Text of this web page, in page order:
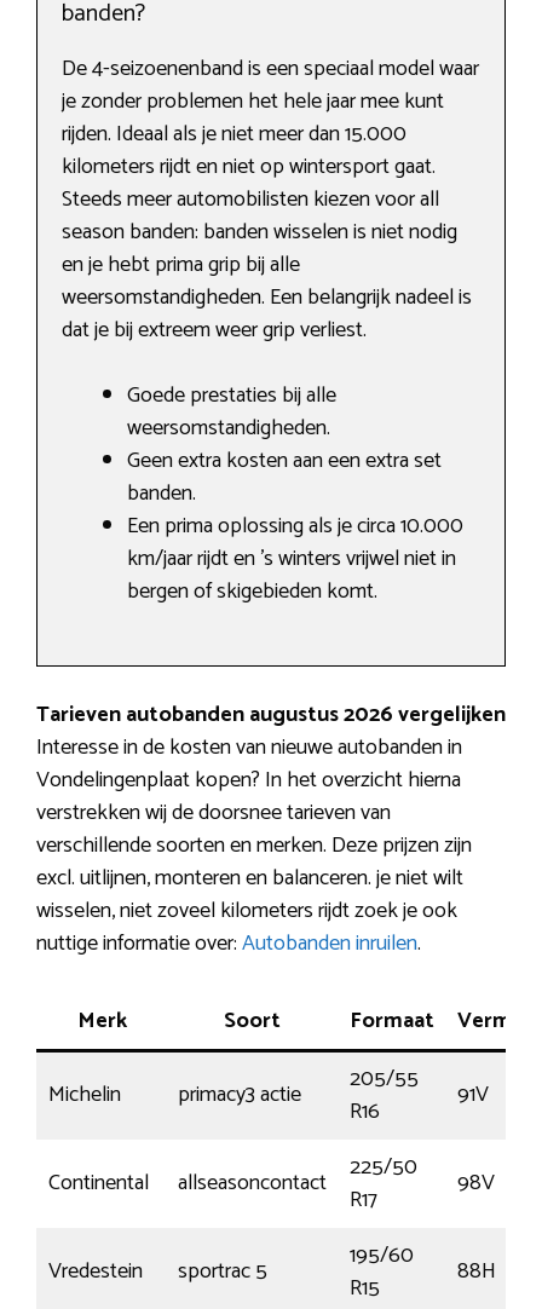
banden?
De 4-seizoenenband is een speciaal model waar
je zonder problemen het hele jaar mee kunt
rijden. Ideaal als je niet meer dan 15.000
kilometers rijdt en niet op wintersport gaat.
Steeds meer automobilisten kiezen voor all
season banden: banden wisselen is niet nodig
en je hebt prima grip bij alle
weersomstandigheden. Een belangrijk nadeel is
dat je bij extreem weer grip verliest.
Goede prestaties bij alle
weersomstandigheden.
Geen extra kosten aan een extra set
banden.
Een prima oplossing als je circa 10.000
km/jaar rijdt en ’s winters vrijwel niet in
bergen of skigebieden komt.
Tarieven autobanden augustus 2026 vergelijken
Interesse in de kosten van nieuwe autobanden in
Vondelingenplaat kopen? In het overzicht hierna
verstrekken wij de doorsnee tarieven van
verschillende soorten en merken. Deze prijzen zijn
excl. uitlijnen, monteren en balanceren. je niet wilt
wisselen, niet zoveel kilometers rijdt zoek je ook
nuttige informatie over:Autobanden inruilen.
Merk Soort Formaat
Michelin primacy3 actie
205/55
R16
91V
Continental allseasoncontact
225/50
R17
98V
Vredestein sportrac 5
195/60
R15
88H